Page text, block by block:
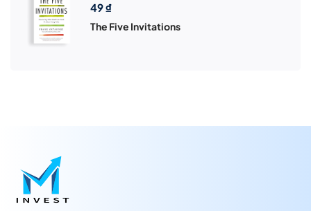
49₫
The Five Invitations